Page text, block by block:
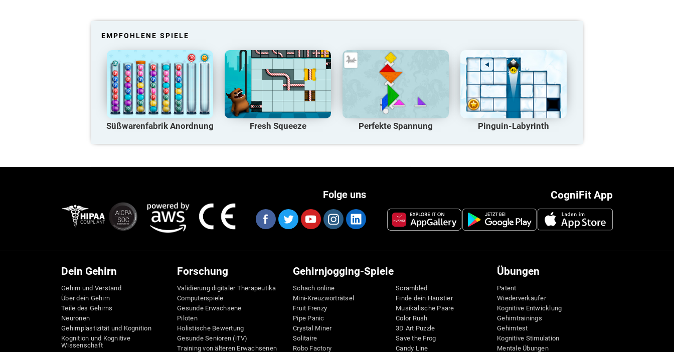
EMPFOHLENE SPIELE
Süßwarenfabrik Anordnung Fresh Squeeze Perfekte Spannung Pinguin-Labyrinth
CogniFit App
Folge uns
Dein Gehirn
Gehirn und Verstand
Über dein Gehirn
Teile des Gehirns
Neuronen
Gehirnplastizität und Kognition
Kognition und Kognitive
Wissenschaft
Forschung
Validierung digitaler Therapeutika
Computerspiele
Gesunde Erwachsene
Piloten
Holistische Bewertung
Gesunde Senioren (iTV)
Training von älteren Erwachsenen
Gehirnjogging-Spiele
Schach online
Mini-Kreuzworträtsel
Fruit Frenzy
Pipe Panic
Crystal Miner
Solitaire
Robo Factory
Scrambled
Finde dein Haustier
Musikalische Paare
Color Rush
3D Art Puzzle
Save the Frog
Candy Line
Übungen
Patent
Wiederverkäufer
Kognitive Entwicklung
Gehirntrainings
Gehirntest
Kognitive Stimulation
Mentale Übungen